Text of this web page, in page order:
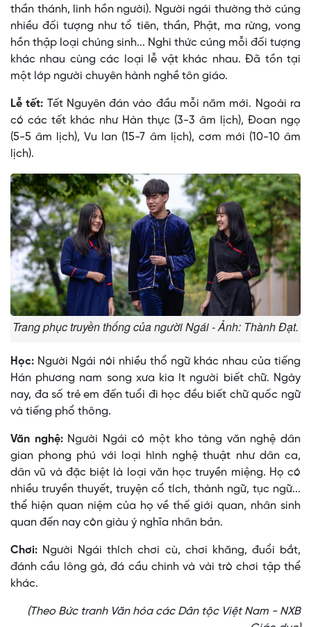
thần thánh, linh hồn người). Người ngái thường thờ cúng
nhiều đối tượng như tổ tiên, thần, Phật, ma rừng, vong
hồn thập loại chúng sinh... Nghi thức cúng mỗi đối tượng
khác nhau cùng các loại lễ vật khác nhau. Ðã tồn tại
một lớp người chuyên hành nghề tôn giáo.
Lễ tết: Tết Nguyên đán vào đầu mỗi năm mới. Ngoài ra
có các tết khác như Hàn thực (3-3 âm lịch), Ðoan ngọ
(5-5 âm lịch), Vu lan (15-7 âm lịch), cơm mới (10-10 âm
lịch).
Trang phục truyền thống của người Ngái - Ảnh: Thành Đạt.
Học: Người Ngái nói nhiều thổ ngữ khác nhau của tiếng
Hán phương nam song xưa kia ít người biết chữ. Ngày
nay, đa số trẻ em đến tuổi đi học đều biết chữ quốc ngữ
và tiếng phổ thông.
Văn nghệ: Người Ngái có một kho tàng văn nghệ dân
gian phong phú với loại hình nghệ thuật như dân ca,
dân vũ và đặc biệt là loại văn học truyền miệng. Họ có
nhiều truyền thuyết, truyện cổ tích, thành ngữ, tục ngữ...
thể hiện quan niệm của họ về thế giới quan, nhân sinh
quan đến nay còn giàu ý nghĩa nhân bản.
Chơi: Người Ngái thích chơi cù, chơi khăng, đuổi bắt,
đánh cầu lông gà, đá cầu chinh và vài trò chơi tập thể
khác.
(Theo Bức tranh Văn hóa các Dân tộc Việt Nam - NXB